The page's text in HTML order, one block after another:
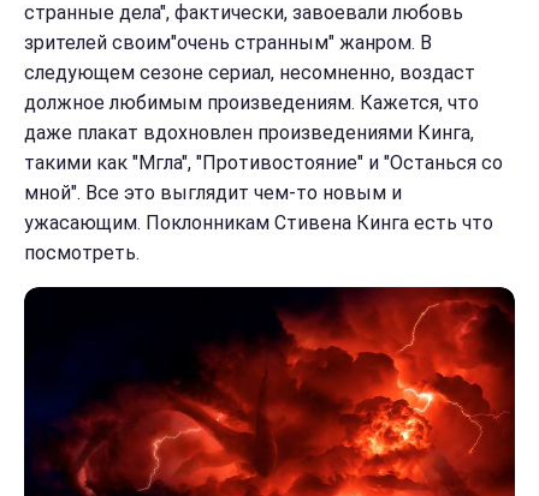
странные дела", фактически, завоевали любовь
зрителей своим"очень странным" жанром. В
следующем сезоне сериал, несомненно, воздаст
должное любимым произведениям. Кажется, что
даже плакат вдохновлен произведениями Кинга,
такими как "Мгла", "Противостояние" и "Останься со
мной". Все это выглядит чем-то новым и
ужасающим. Поклонникам Стивена Кинга есть что
посмотреть.